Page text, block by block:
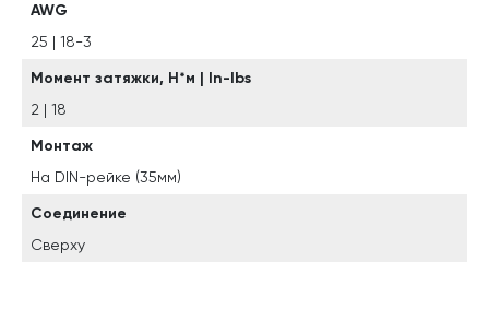
AWG
25 | 18-3
Момент затяжки, Н*м | In-Ibs
2 | 18
Монтаж
На DIN-рейке (35мм)
Соединение
Сверху